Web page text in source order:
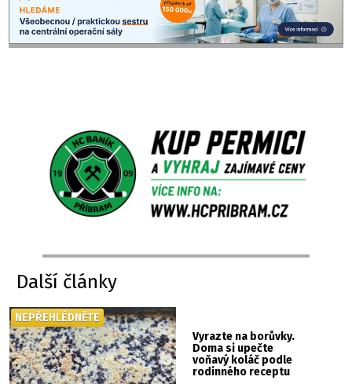
Další články
Vyrazte na borůvky.
Doma si upečte
voňavý koláč podle
rodinného receptu
NEPŘEHLÉDNĚTE